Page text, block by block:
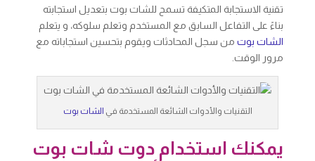
تقنية الاستجابة المتكيفة تسمح للشات بوت بتعديل استجابته
بناءً على التفاعل السابق مع المستخدم وتعلم سلوكه، و يتعلم
الشات بوتمن سجل المحادثات ويقوم بتحسين استجاباته مع
مرور الوقت.
التقنيات والأدوات الشائعة المستخدمة في الشات بوت
يمكنك استخدام دوت شات بوت